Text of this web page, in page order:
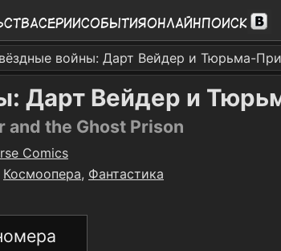
СерииСобытияОнлайнПоиск
войны: Дарт Вейдер и Тюрьма-
Дарт Вейдер и
and the Ghost Prison
Comics
Космоопера, Фантастика